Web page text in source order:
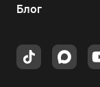
Блог